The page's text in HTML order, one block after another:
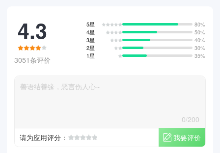
4.3
3051条评价
5星
80%
4星
50%
3星
40%
2星
30%
1星
35%
0/200
请为应用评分：
我要评价